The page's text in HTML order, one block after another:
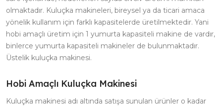
olmaktadır. Kuluçka makineleri, bireysel ya da ticari amaca
yönelik kullanım için farklı kapasitelerde üretilmektedir. Yani
hobi amaçlı üretim için 1 yumurta kapasiteli makine de vardır,
binlerce yumurta kapasiteli makineler de bulunmaktadır.
Üstelik kuluçka makinesi.
Hobi Amaçlı Kuluçka Makinesi
Kuluçka makinesi adı altında satışa sunulan ürünler o kadar